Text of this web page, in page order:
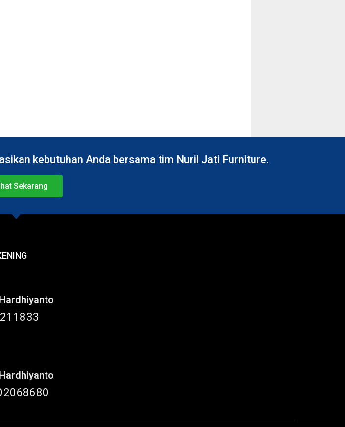
kebutuhan Anda bersama tim Nuril Jati Furniture.
Sekarang